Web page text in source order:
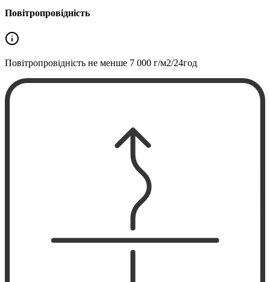
Повітропровідність
Повітропровідність не менше 7 000 г/м2/24год